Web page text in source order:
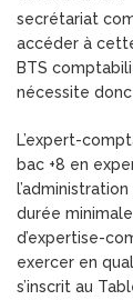
secrétariat
accéder à
BTS
nécessite
L’expert-
bac +8 en
durée
d’expertise-
exercer en
s’inscrit au